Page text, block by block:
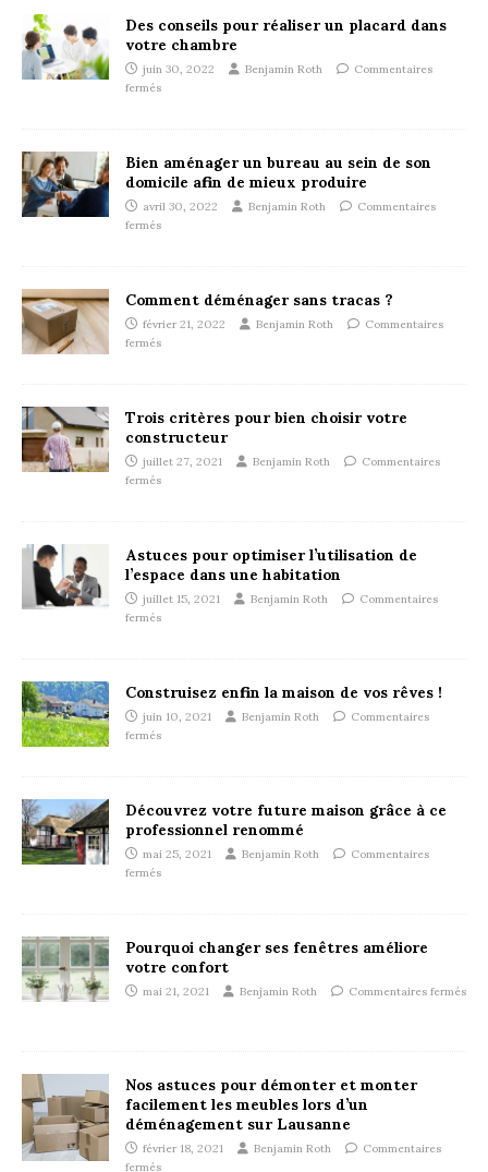
Des conseils pour réaliser un placard dans
votre chambre
juin 30, 2022 Benjamin Roth Commentaires
fermés
Bien aménager un bureau au sein de son
domicile afin de mieux produire
avril 30, 2022 Benjamin Roth Commentaires
fermés
Comment déménager sans tracas ?
février 21, 2022 Benjamin Roth Commentaires
fermés
Trois critères pour bien choisir votre
constructeur
juillet 27, 2021 Benjamin Roth Commentaires
fermés
Astuces pour optimiser l’utilisation de
l’espace dans une habitation
juillet 15, 2021 Benjamin Roth Commentaires
fermés
Construisez enfin la maison de vos rêves !
juin 10, 2021 Benjamin Roth Commentaires
fermés
Découvrez votre future maison grâce à ce
professionnel renommé
mai 25, 2021 Benjamin Roth Commentaires
fermés
Pourquoi changer ses fenêtres améliore
votre confort
mai 21, 2021 Benjamin Roth Commentaires fermés
Nos astuces pour démonter et monter
facilement les meubles lors d’un
déménagement sur Lausanne
février 18, 2021 Benjamin Roth Commentaires